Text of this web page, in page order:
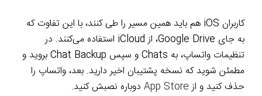
کاربران iOS هم باید همین مسیر را طی کنند، با این تفاوت که
به جای Google Drive، از iCloud استفاده می‌کنند. در
تنظیمات واتساپ، به Chats و سپس Chat Backup بروید و
مطمئن شوید که نسخه پشتیبان اخیر دارید. بعد، واتساپ را
حذف کنید و ازApp Store دوباره نصبش کنید.